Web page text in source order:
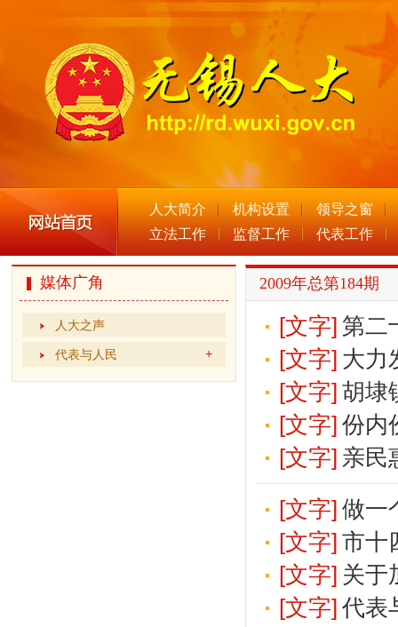
人大简介 机构设置
领导之窗
立法工作
监督工作 代表工作
媒体广角
人大之声
代表与人民
2009年总第184期
[文字] 第二
[文字] 大力
[文字] 胡埭
[文字] 份内
[文字] 亲民
[文字] 做一
[文字] 市十
[文字] 关于
[文字] 代表